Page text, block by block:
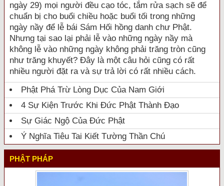
ngày 29) mọi người đều cạo tóc, tắm rửa sạch sẽ để
chuẩn bị cho buổi chiều hoặc buổi tối trong những
ngày nầy để lễ bái Sám Hối hồng danh chư Phật.
Nhưng tại sao lại phải lễ vào những ngày nầy mà
không lễ vào những ngày không phải trăng tròn cũng
như trăng khuyết? Đây là một câu hỏi cũng có rất
nhiều người đặt ra và sự trả lời có rất nhiều cách.
Phật Phá Trừ Lòng Dục Của Nam Giới
4 Sự Kiện Trước Khi Đức Phật Thành Đạo
Sự Giác Ngộ Của Đức Phật
Ý Nghĩa Tiêu Tai Kiết Tường Thần Chú
PHẬT PHÁP